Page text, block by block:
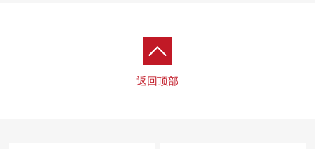
返回顶部